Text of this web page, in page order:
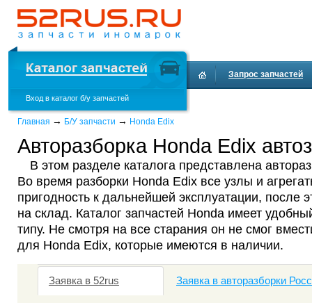
Вход в каталог б/у запчастей
Запрос запчастей
Главная → Б/У запчасти → Honda Edix
Авторазборка Honda Edix
В этом разделе каталога представлена
Во время разборки Honda Edix все узлы и
пригодность к дальнейшей эксплуатации, после
на склад. Каталог запчастей Honda имеет
типу. Не смотря на все старания он не смог
для Honda Edix, которые имеются в наличии.
Заявка в 52rus Заявка в авторазборки